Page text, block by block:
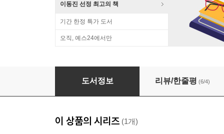
이동진 선정 최고의 책
기간 한정 특가 도서
오직, 예스24에서만
매일 읽겠습니다 (민트)
도서정보 리뷰/한줄평 (6/4)
이 상품의 시리즈 (1개)